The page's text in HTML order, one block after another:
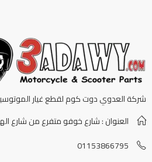
شركة العدوي دوت كوم لقطع غيار
العنوان : شارع خوفو متفرع من شارع
01153866795